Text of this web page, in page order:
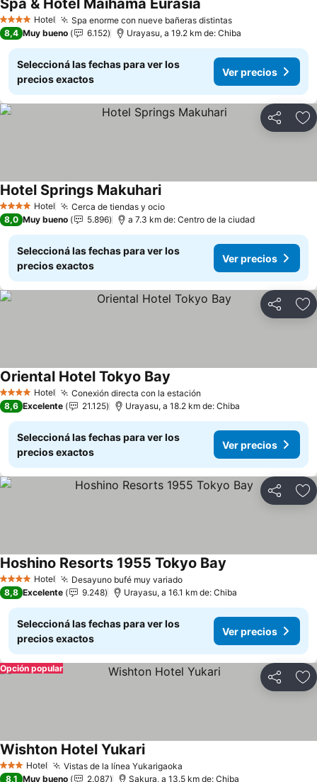
4 EstrellasHotel Spa enorme con nueve bañeras distintas
Spa & Hotel Maihama Eurasia
8,4 Muy bueno 6.152 Urayasu, a 19.2 km de: Chiba
Seleccioná las fechas para ver los
precios exactos
Ver precios
Compartir
4 EstrellasHotel Cerca de tiendas y ocio
Hotel Springs Makuhari
8,0 Muy bueno 5.896 a 7.3 km de: Centro de la ciudad
Seleccioná las fechas para ver los
precios exactos
Ver precios
Compartir
4 EstrellasHotel Conexión directa con la estación
Oriental Hotel Tokyo Bay
8,6 Excelente 21.125 Urayasu, a 18.2 km de: Chiba
Seleccioná las fechas para ver los
precios exactos
Ver precios
Compartir
4 EstrellasHotel Desayuno bufé muy variado
Hoshino Resorts 1955 Tokyo Bay
8,8 Excelente 9.248 Urayasu, a 16.1 km de: Chiba
Seleccioná las fechas para ver los
precios exactos
Ver precios
Compartir
Opción popular
3 Estrellas
Hotel Vistas de la línea Yukarigaoka
Wishton Hotel Yukari
8,1 Muy bueno 2.087 Sakura, a 13.5 km de: Chiba